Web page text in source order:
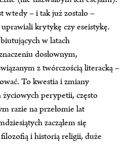
wtedy – i tak już zostało –
krytykę czy eseistykę.
w latach
dosłownym,
z twórczością literacką –
To kwestia i zmiany
perypetii, często
razie na przełomie lat
zacząłem się
i historią religii, duże